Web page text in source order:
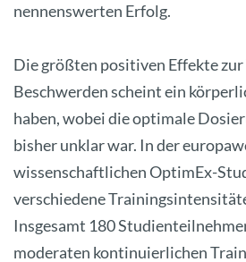
nennenswerten Erfolg.
Die größten positiven Effekte zur
Beschwerden scheint ein
haben, wobei die optimale
bisher unklar war. In der
wissenschaftlichen OptimEx-
verschiedene
Insgesamt 180
moderaten kontinuierlichen